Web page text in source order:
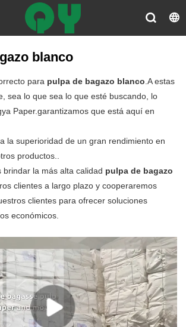
blanco
para pulpa de bagazo blanco.A estas
sea lo que sea lo que esté buscando, lo
Paper.garantizamos que está aquí en
la superioridad de un gran rendimiento en
productos..
brindar la más alta calidad pulpa de bagazo
clientes a largo plazo y cooperaremos
clientes para ofrecer soluciones
económicos.